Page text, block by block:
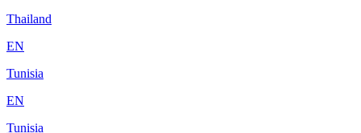
Thailand
EN
Tunisia
EN
Tunisia